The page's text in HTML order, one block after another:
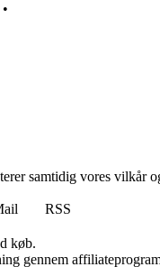
•
samtidig vores vilkår
RSS
køb.
gennem